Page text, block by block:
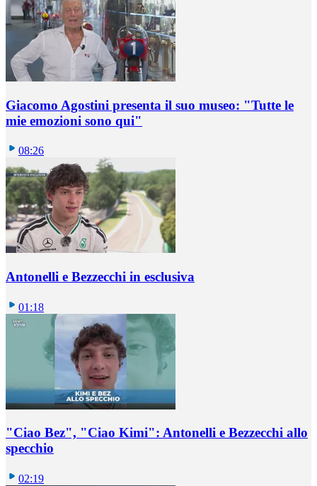
Giacomo Agostini presenta il suo museo: "Tutte le
mie emozioni sono qui"
08:26
Antonelli e Bezzecchi in esclusiva
01:18
"Ciao Bez", "Ciao Kimi": Antonelli e Bezzecchi allo
specchio
02:19